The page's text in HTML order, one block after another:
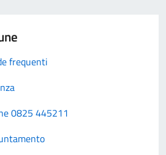
frequenti
0825 445211